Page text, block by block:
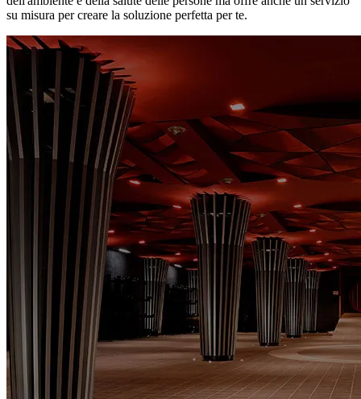
su misura per creare la soluzione perfetta per te.